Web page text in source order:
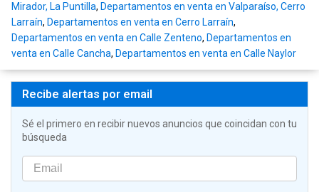
Mirador, La Puntilla, Departamentos en venta en Valparaíso, Cerro
Larraín, Departamentos en venta en Cerro Larraín,
Departamentos en venta en Calle Zenteno, Departamentos en
venta en Calle Cancha, Departamentos en venta en Calle Naylor
Recibe alertas por email
Sé el primero en recibir nuevos anuncios que coincidan con tu
búsqueda